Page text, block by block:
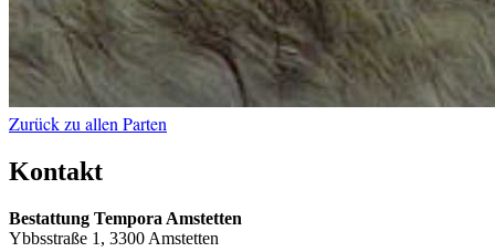
Zurück zu allen Parten
Kontakt
Bestattung Tempora Amstetten
Ybbsstraße 1, 3300 Amstetten